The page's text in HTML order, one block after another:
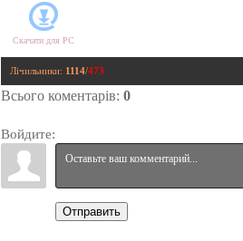
Скачати для PC
Лічильники: 1114/473
Всього коментарів: 0
Войдите:
Отправить